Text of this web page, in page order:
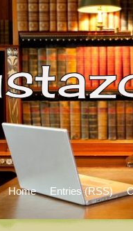
Home Entries (RSS)